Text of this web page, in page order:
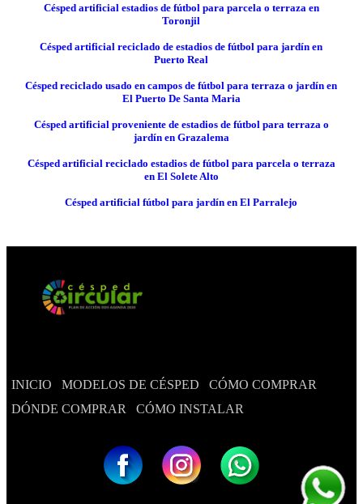
Césped artificial estadios de fútbol para parcela o terraza en
Toronjil
Césped artificial reciclado de estadios de fútbol para jardín en
Puerto Real
Césped reciclado usado en campos de fútbol para terraza o jardín en
El Puerto De Santa Maria
Césped artificial proveniente de estadios de fútbol para terraza o
jardín en Grazalema
Césped artificial reciclado estadios de fútbol para parcela o terraza
en El Solete Alto
Césped artificial fútbol para jardín en El Parralejo
INICIO MODELOS DE CÉSPED
CÓMO COMPRAR
DÓNDE COMPRAR
CÓMO INSTALAR